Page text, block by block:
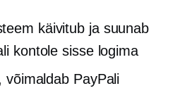
käivitub ja suunab
kontole sisse logima
võimaldab PayPali